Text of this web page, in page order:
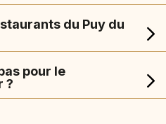
du Puy du
pour le
?